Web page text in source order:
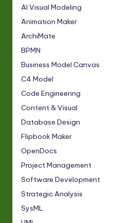
AI Visual Modeling
Animation Maker
ArchiMate
BPMN
Business Model Canvas
C4 Model
Code Engineering
Content & Visual
Database Design
Flipbook Maker
OpenDocs
Project Management
Software Development
Strategic Analysis
SysML